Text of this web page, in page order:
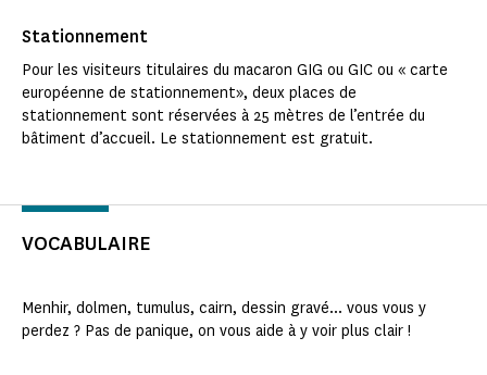
Stationnement
Pour les visiteurs titulaires du macaron GIG ou GIC ou « carte
européenne de stationnement», deux places de
stationnement sont réservées à 25 mètres de l’entrée du
bâtiment d’accueil. Le stationnement est gratuit.
VOCABULAIRE
Menhir, dolmen, tumulus, cairn, dessin gravé... vous vous y
perdez ? Pas de panique, on vous aide à y voir plus clair !